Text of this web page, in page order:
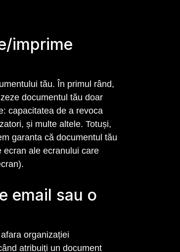
imprime
tău. În primul rând,
documentul tău doar
capacitatea de a revoca
și multe altele. Totuși,
garanta că documentul tău
ecran ale ecranului care
email sau o
organizației
atribuiți un document